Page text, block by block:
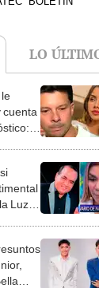
LO
cuenta
Luz